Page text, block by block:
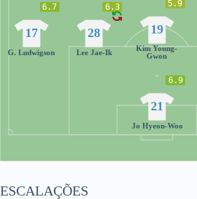
6.9
21
Jo Hyeon-Woo
6.7
17
G. Ludwigson
6.3
28
Lee Jae-Ik
5.9
19
Kim Young-
Gwon
ESCALAÇÕES